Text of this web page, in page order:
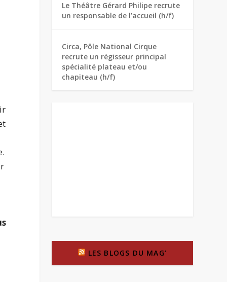
Le Théâtre Gérard Philipe recrute
un responsable de l’accueil (h/f)
Circa, Pôle National Cirque
recrute un régisseur principal
spécialité plateau et/ou
chapiteau (h/f)
LES BLOGS DU MAG’